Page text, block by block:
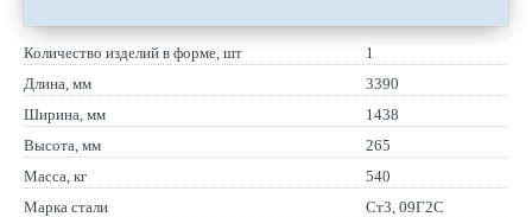
Количество изделий в форме, шт
1
Длина, мм
3390
Ширина, мм
1438
Высота, мм
265
Масса, кг
540
Марка стали
Ст3, 09Г2С